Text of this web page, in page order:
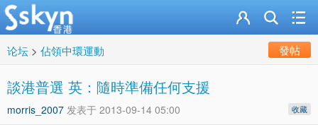
论坛 > 佔領中環運動 發帖
談港普選 英：隨時準備任何支援
收藏
morris_2007 发表于 2013-09-14 05:00